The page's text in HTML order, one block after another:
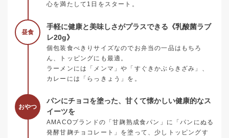
心を満たして1日をスタート。
昼食
手軽に健康と美味しさがプラスできる《乳酸菌ラブ
レ20g》
個包装食べきりサイズなのでお弁当の一品はもちろ
ん、トッピングにも最適。
ラーメンには「メンマ」や「すぐきかぶらきざみ」、
カレーには「らっきょう」を。
おやつ
パンにチョコを塗った、甘くて懐かしい健康的なス
イーツを
AMACOブランドの「甘麹熟成食パン」に「パンにぬる
発酵甘麹チョコレート」を塗って、少しトッピングす